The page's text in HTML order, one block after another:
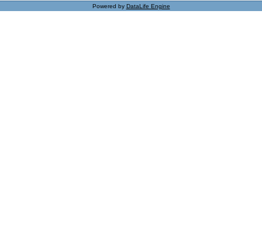
Powered by DataLife Engine